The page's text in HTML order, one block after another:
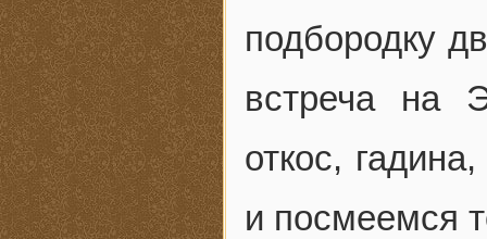
подбородку
встреча на
откос,
и посмеемся